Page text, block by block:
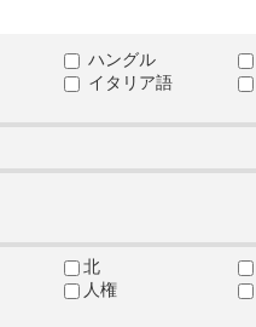
ハングル
イタリア語
北
人権